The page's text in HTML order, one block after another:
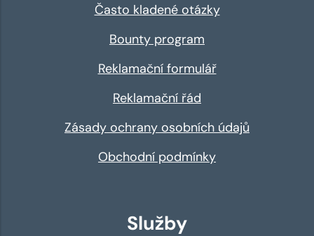
Často kladené otázky
Bounty program
Reklamační formulář
Reklamační řád
Zásady ochrany osobních údajů
Obchodní podmínky
Služby